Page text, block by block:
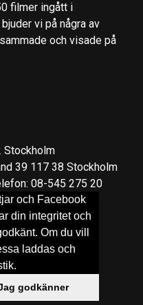
och Facebook
din integritet och
Om du vill
laddas och
godkänner
filmer ingått i
vi på några av
och visade på
Stockholm
39 117 38 Stockholm
08-545 275 20